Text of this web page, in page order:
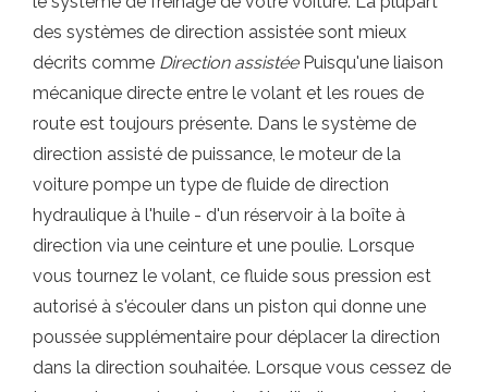
des systèmes de direction assistée sont mieux
décrits comme Direction assistéePuisqu'une liaison
mécanique directe entre le volant et les roues de
route est toujours présente. Dans le système de
direction assisté de puissance, le moteur de la
voiture pompe un type de fluide de direction
hydraulique à l'huile - d'un réservoir à la boîte à
direction via une ceinture et une poulie. Lorsque
vous tournez le volant, ce fluide sous pression est
autorisé à s'écouler dans un piston qui donne une
poussée supplémentaire pour déplacer la direction
dans la direction souhaitée. Lorsque vous cessez de